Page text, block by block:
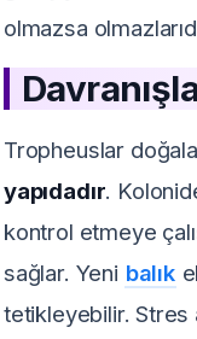
olmazsa
Tropheuslar
yapıdadır.
kontrol etmeye
sağlar. Yeni balık
tetikleyebilir. Stres